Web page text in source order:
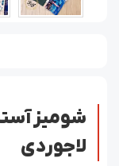
شومیز
لاجوردی